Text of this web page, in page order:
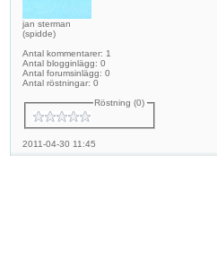
jan sterman
(spidde)
Antal kommentarer: 1
Antal blogginlägg: 0
Antal forumsinlägg: 0
Antal röstningar: 0
Röstning (0)
2011-04-30 11:45